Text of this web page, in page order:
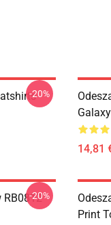
-20%
14,81
RB0812
-20%
Print